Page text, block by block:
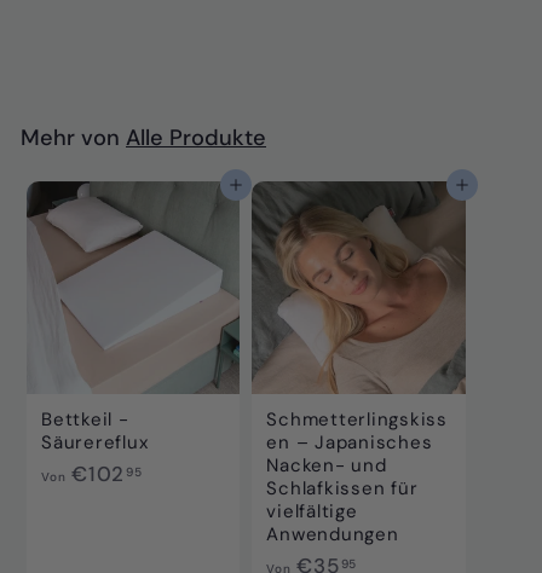
5
Mehr von Alle Produkte
In den Einkaufswagen legen
Bettkeil -
Säurereflux
Von €102 95V
In den Einkaufswagen legen
Schmetterlingskiss
en – Japanisches
Nacken- und
Schlafkissen für
vielfältige
Anwendungen
Von €35 95